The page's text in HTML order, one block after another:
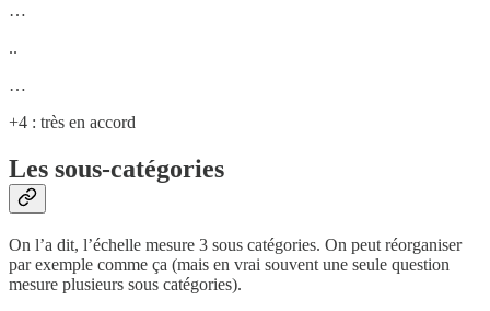
…
..
…
+4 : très en accord
Les sous-catégories
On l’a dit, l’échelle mesure 3 sous catégories. On peut réorganiser
par exemple comme ça (mais en vrai souvent une seule question
mesure plusieurs sous catégories).